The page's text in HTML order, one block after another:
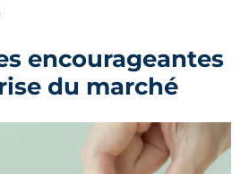
encourageantes
du marché